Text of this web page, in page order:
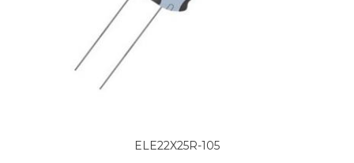
ELE22X25R-105